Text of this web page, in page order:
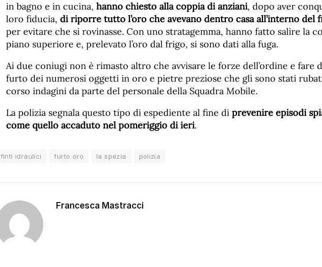
in bagno e in cucina, hanno chiesto alla coppia di anziani, dopo aver
loro fiducia, di riporre tutto l’oro che avevano dentro casa all’interno del
per evitare che si rovinasse. Con uno stratagemma, hanno fatto salire la
piano superiore e, prelevato l’oro dal frigo, si sono dati alla fuga.
Ai due coniugi non è rimasto altro che avvisare le forze dell’ordine e fare
furto dei numerosi oggetti in oro e pietre preziose che gli sono stati
corso indagini da parte del personale della Squadra Mobile.
La polizia segnala questo tipo di espediente al fine di prevenire episodi
come quello accaduto nel pomeriggio di ieri.
finti idraulici furto oro la spezia polizia
Francesca Mastracci